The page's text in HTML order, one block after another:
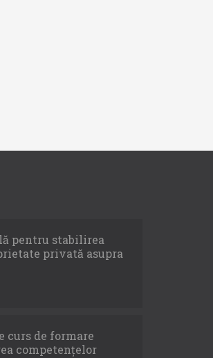
pentru stabilirea
privată asupra
curs de formare
competențelor